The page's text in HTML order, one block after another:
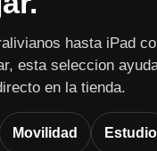
hasta iPad
esta seleccion
en la tienda.
Movilidad Estudio